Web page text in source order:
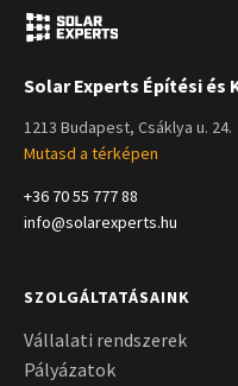
Solar Experts Építési és
1213 Budapest, Csáklya u. 24.
Mutasd a térképen
+36 70 55 777 88
info@solarexperts.hu
SZOLGÁLTATÁSAINK
Vállalati rendszerek
Pályázatok